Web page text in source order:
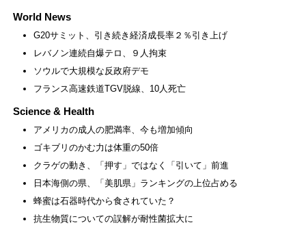
World News
G20サミット、引き続き経済成長率２％引き上げ
レバノン連続自爆テロ、９人拘束
ソウルで大規模な反政府デモ
フランス高速鉄道TGV脱線、10人死亡
Science & Health
アメリカの成人の肥満率、今も増加傾向
ゴキブリのかむ力は体重の50倍
クラゲの動き、「押す」ではなく「引いて」前進
日本海側の県、「美肌県」ランキングの上位占める
蜂蜜は石器時代から食されていた？
抗生物質についての誤解が耐性菌拡大に